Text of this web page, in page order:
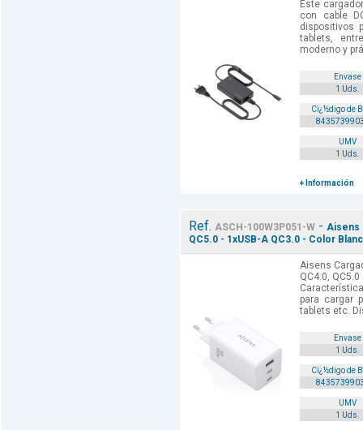
Este
con cable
dispositivos
tablets,
moderno y
Envase
1 Uds.
Cï¿½digo de
UMV
1 Uds.
+ Información
Ref. ASCH-100W3P051-W - Aisens
QC5.0 - 1xUSB-A QC3.0 - Color
Aisens
QC4.0,
para cargar
tablets etc.
Envase
1 Uds.
Cï¿½digo de
UMV
1 Uds.